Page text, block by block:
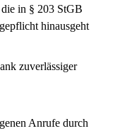
in § 203 StGB
hinausgeht
zuverlässiger
Anrufe durch